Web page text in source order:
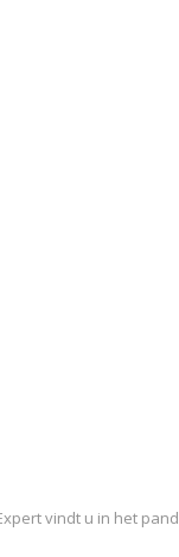
vindt u in het pand